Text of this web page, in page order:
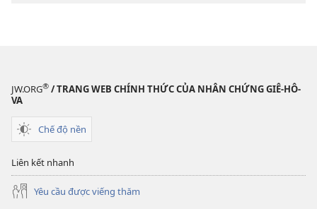
liệu
JW.ORG® / TRANG WEB CHÍNH THỨC CỦA NHÂN CHỨNG GIÊ-HÔ-
VA
Chế độ nền
Liên kết nhanh
Yêu cầu được viếng thăm